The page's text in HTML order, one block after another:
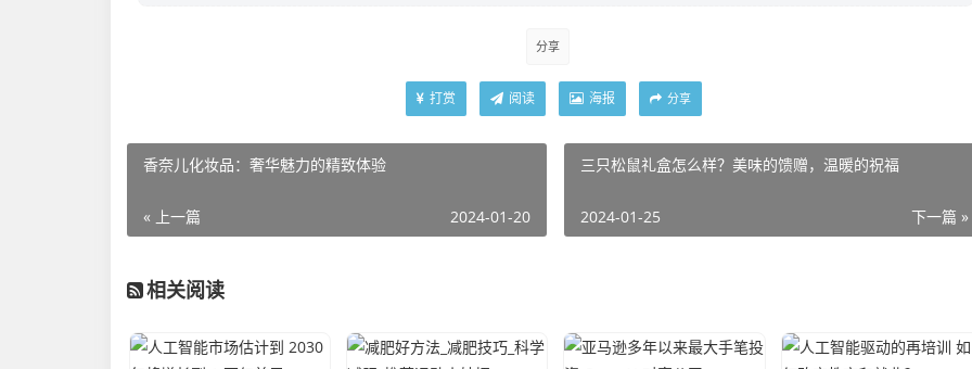
分享
打赏 阅读 海报 分享
香奈儿化妆品：奢华魅力的精致体验
« 上一篇 2024-01-20
三只松鼠礼盒怎么样？美味的馈赠，温暖的祝福
下一篇 »
2024-01-25
相关阅读